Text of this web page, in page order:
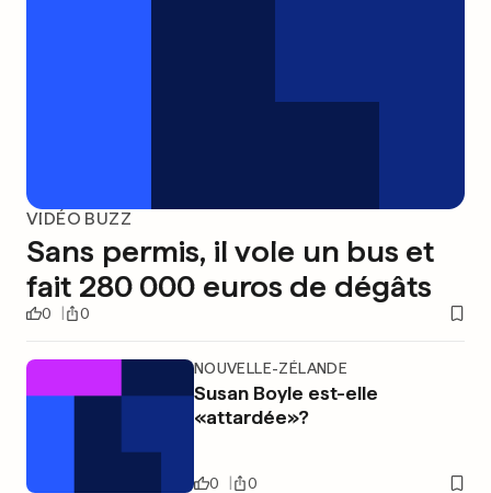
VIDÉO BUZZ
Sans permis, il vole un bus et
fait 280 000 euros de dégâts
0 0
NOUVELLE-ZÉLANDE
Susan Boyle est-elle
«attardée»?
0 0